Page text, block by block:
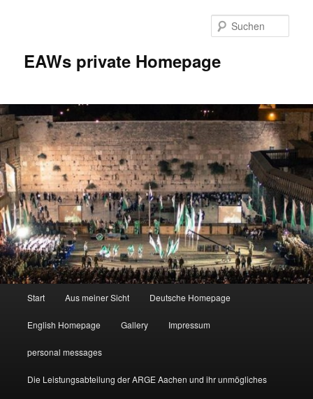
EAWs private Homepage
Start Aus meiner Sicht Deutsche Homepage
English Homepage Gallery Impressum
personal messages
Die Leistungsabteilung der ARGE Aachen und ihr unmögliches